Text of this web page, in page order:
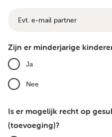
Zijn er minderjarige
Ja
Nee
Is er mogelijk recht op
(toevoeging)?